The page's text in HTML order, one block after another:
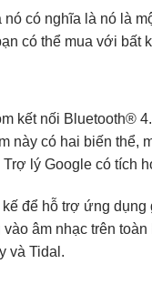
có nghĩa là nó là
có thể mua với bất
kết nối Bluetooth®
này có hai biến thể,
lý Google có tích
để hỗ trợ ứng
âm nhạc trên
và Tidal.